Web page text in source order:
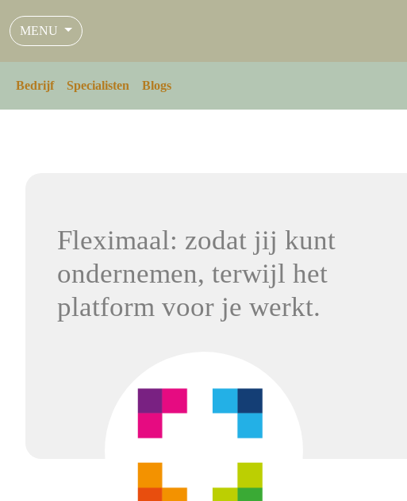
MENU
Bedrijf Specialisten Blogs
Fleximaal: zodat jij kunt
ondernemen, terwijl het
platform voor je werkt.